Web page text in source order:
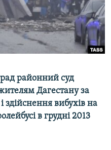
районний суд
Дагестану за
здійснення вибухів на
в грудні 2013